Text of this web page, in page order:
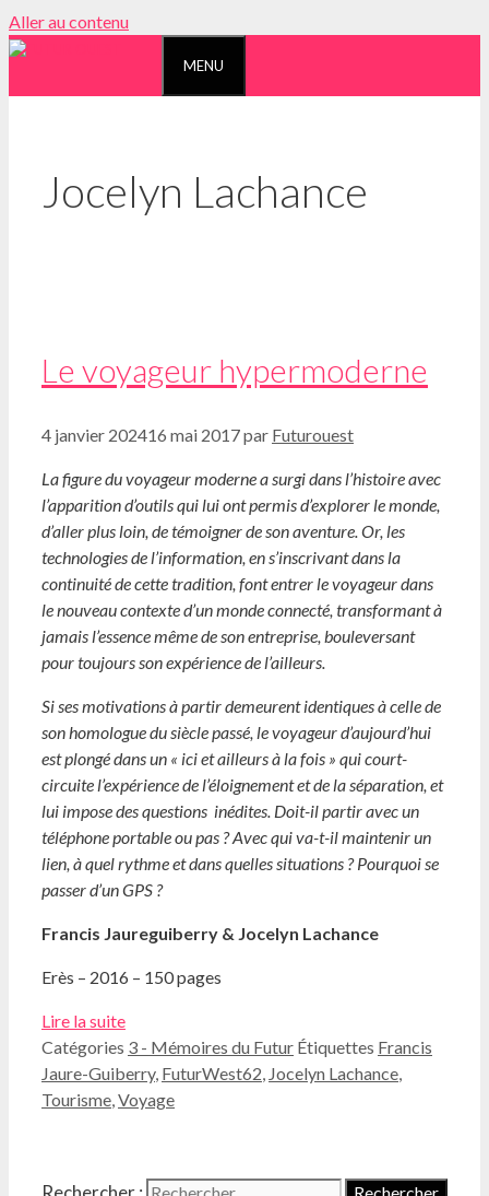
Aller au contenu
MENU
Jocelyn Lachance
Le voyageur hypermoderne
4 janvier 202416 mai 2017par Futurouest
La figuredu voyageur moderne a surgi dans l’histoire avec
l’apparition d’outils qui lui ont permis d’explorer le monde,
d’aller plus loin, de témoigner de son aventure. Or, les
technologies de l’information, en s’inscrivant dans la
continuité de cette tradition, font entrer le voyageur dans
le nouveau contexte d’un monde connecté, transformant à
jamais l’essence même de son entreprise, bouleversant
pour toujours son expérience de l’ailleurs.
Si ses motivations à partir demeurent identiques à celle de
son homologue du siècle passé, le voyageur d’aujourd’hui
est plongé dans un « ici et ailleurs à la fois » qui court-
circuite l’expérience de l’éloignement et de la séparation, et
lui impose des questions inédites. Doit-il partir avec un
téléphone portable ou pas ? Avec qui va-t-il maintenir un
lien, à quel rythme et dans quelles situations ? Pourquoi se
passer d’un GPS ?
Francis Jaureguiberry & Jocelyn Lachance
Erès – 2016 – 150 pages
Lire la suite
Catégories 3 - Mémoires du Futur Étiquettes Francis
Jaure-Guiberry, FuturWest62, Jocelyn Lachance,
Tourisme,Voyage